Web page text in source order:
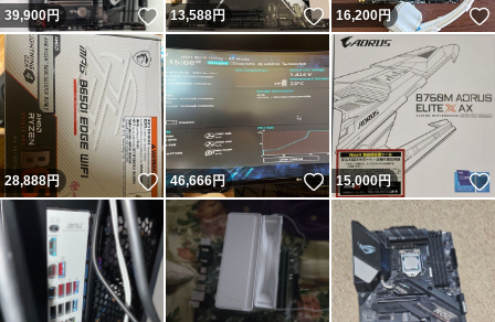
39,900円 いいね！
13,588円 いいね！
16,200円
28,888円 いいね！
46,666円 いいね！
15,000円